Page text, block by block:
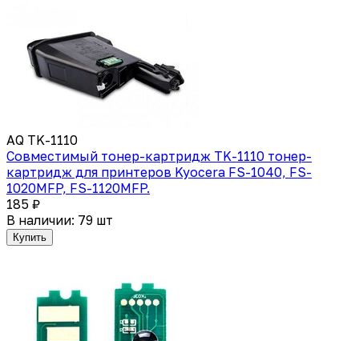
AQ TK-1110
Совместимый тонер-картридж TK-1110 тонер-
картридж для принтеров Kyocera FS-1040, FS-
1020MFP, FS-1120MFP.
185 ₽
В наличии: 79 шт
Купить